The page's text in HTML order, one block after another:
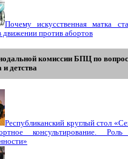
Почему искусственная матка
движении против абортов
комиссии БПЦ по
и детства
Республиканский круглый стол
консультирование.